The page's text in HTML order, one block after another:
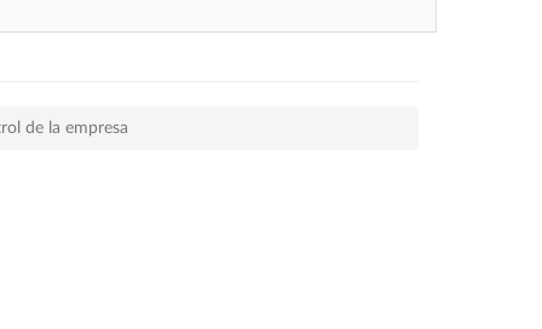
de la empresa